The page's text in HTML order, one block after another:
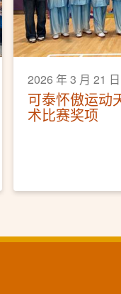
2026 年 3 月 21 日
可泰怀傲运动
术比赛奖项